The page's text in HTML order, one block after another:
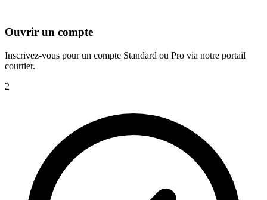
Ouvrir un compte
Inscrivez-vous pour un compte Standard ou Pro via notre portail
courtier.
2